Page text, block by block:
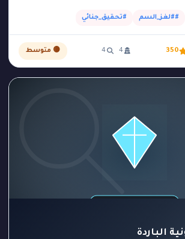
##لغز_السم #تحقيق_جنائي
350
4
4 🟡 متوسط
الباردة